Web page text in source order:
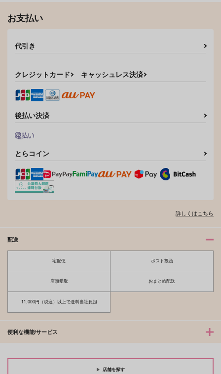
自分しか知らない彼氏の一面 1
平野と鍵浦 7
そんなに言うなら抱いてやる ファミレス行こ。 下
隠れ狼と流され子羊
夫を味方にする方法 5 甘くて熱くて息もできない 4
北山くんと南谷くん －お付き合い1
年目－&西湖くんと東川くん 1
お支払い
代引き
クレジットカード キャッシュレス決済
後払い決済
とらコイン
詳しくはこちら
配送
宅配便 ポスト投函
店頭受取 おまとめ配送
11,000円（税込）以上で送料当社負担
便利な機能/サービス
店舗を探す